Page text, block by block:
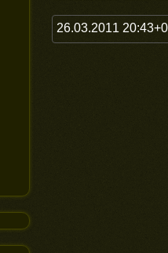
26.03.2011